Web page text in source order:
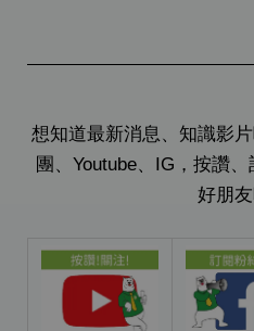
想知道最新消息、知識影
團、Youtube、IG，按讚
好朋